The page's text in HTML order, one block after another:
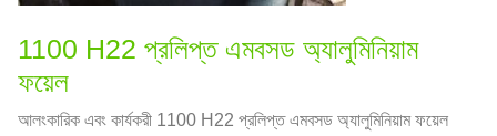
1100 H22 প্রলিপ্ত এমবসড অ্যালুমিনিয়াম
ফয়েল
আলংকারিক এবং কার্যকরী 1100 H22 প্রলিপ্ত এমবসড অ্যালুমিনিয়াম ফয়েল